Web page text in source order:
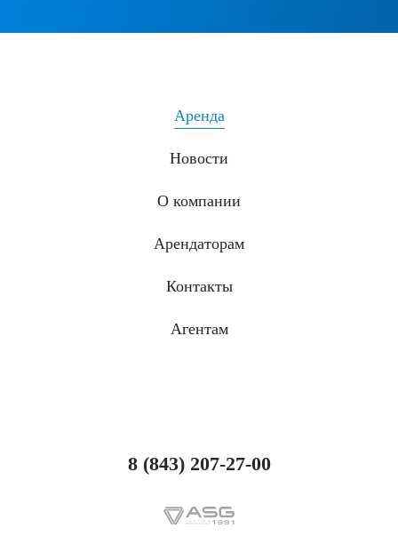
Аренда
Новости
О компании
Арендаторам
Контакты
Агентам
8 (843) 207-27-00